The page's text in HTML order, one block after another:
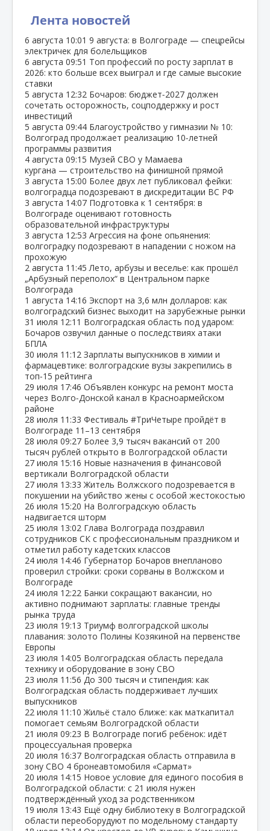
Лента новостей
6 августа 10:01 9 августа: в Волгограде — спецрейсы
электричек для болельщиков
6 августа 09:51 Топ профессий по росту зарплат в
2026: кто больше всех выиграл и где самые высокие
ставки
5 августа 12:32 Бочаров: бюджет‑2027 должен
сочетать осторожность, соцподдержку и рост
инвестиций
5 августа 09:44 Благоустройство у гимназии № 10:
Волгоград продолжает реализацию 10‑летней
программы развития
4 августа 09:15 Музей СВО у Мамаева
кургана — строительство на финишной прямой
3 августа 15:00 Более двух лет публиковал фейки:
волгоградца подозревают в дискредитации ВС РФ
3 августа 14:07 Подготовка к 1 сентября: в
Волгограде оценивают готовность
образовательной инфраструктуры
3 августа 12:53 Агрессия на фоне опьянения:
волгоградку подозревают в нападении с ножом на
прохожую
2 августа 11:45 Лето, арбузы и веселье: как прошёл
„Арбузный переполох“ в Центральном парке
Волгограда
1 августа 14:16 Экспорт на 3,6 млн долларов: как
волгоградский бизнес выходит на зарубежные рынки
31 июля 12:11 Волгоградская область под ударом:
Бочаров озвучил данные о последствиях атаки
БПЛА
30 июля 11:12 Зарплаты выпускников в химии и
фармацевтике: волгоградские вузы закрепились в
топ‑15 рейтинга
29 июля 17:46 Объявлен конкурс на ремонт моста
через Волго‑Донской канал в Красноармейском
районе
28 июля 11:33 Фестиваль #ТриЧетыре пройдёт в
Волгограде 11–13 сентября
28 июля 09:27 Более 3,9 тысяч вакансий от 200
тысяч рублей открыто в Волгоградской области
27 июля 15:16 Новые назначения в финансовой
вертикали Волгоградской области
27 июля 13:33 Житель Волжского подозревается в
покушении на убийство жены с особой жестокостью
26 июля 15:20 На Волгоградскую область
надвигается шторм
25 июля 13:02 Глава Волгограда поздравил
сотрудников СК с профессиональным праздником и
отметил работу кадетских классов
24 июля 14:46 Губернатор Бочаров внепланово
проверил стройки: сроки сорваны в Волжском и
Волгограде
24 июля 12:22 Банки сокращают вакансии, но
активно поднимают зарплаты: главные тренды
рынка труда
23 июля 19:13 Триумф волгоградской школы
плавания: золото Полины Козякиной на первенстве
Европы
23 июля 14:05 Волгоградская область передала
технику и оборудование в зону СВО
23 июля 11:56 До 300 тысяч и стипендия: как
Волгоградская область поддерживает лучших
выпускников
22 июля 11:10 Жильё стало ближе: как маткапитал
помогает семьям Волгоградской области
21 июля 09:23 В Волгограде погиб ребёнок: идёт
процессуальная проверка
20 июля 16:37 Волгоградская область отправила в
зону СВО 4 бронеавтомобиля «Сармат»
20 июля 14:15 Новое условие для единого пособия в
Волгоградской области: с 21 июля нужен
подтверждённый уход за родственником
19 июля 13:43 Ещё одну библиотеку в Волгоградской
области переоборудуют по модельному стандарту